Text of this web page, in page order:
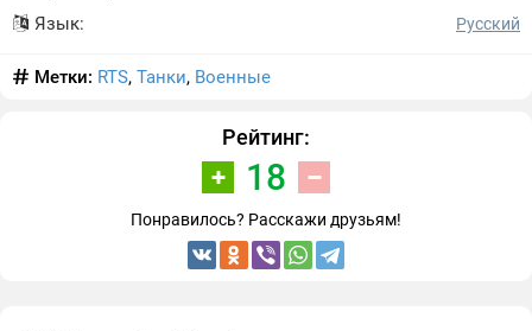
Язык: Русский
Метки: RTS, Танки, Военные
Рейтинг:
18
Понравилось? Расскажи друзьям!